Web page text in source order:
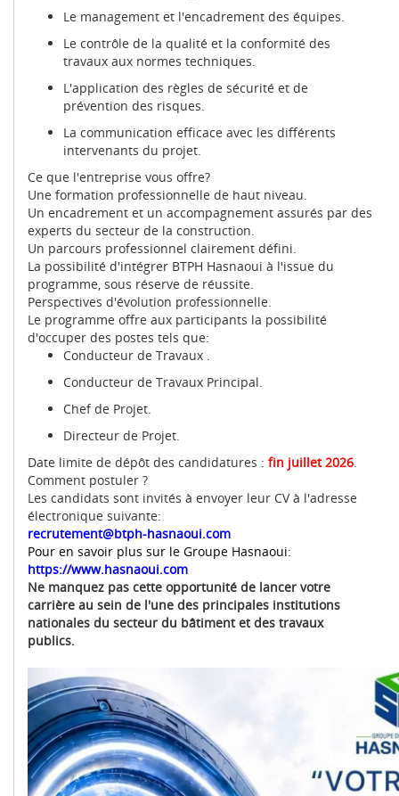
Le management et l'encadrement des équipes.
Le contrôle de la qualité et la conformité des
travaux aux normes techniques.
L'application des règles de sécurité et de
prévention des risques.
La communication efficace avec les différents
intervenants du projet.
Ce que l'entreprise vous offre?
Une formation professionnelle de haut niveau.
Un encadrement et un accompagnement assurés par des
experts du secteur de la construction.
Un parcours professionnel clairement défini.
La possibilité d'intégrer BTPH Hasnaoui à l'issue du
programme, sous réserve de réussite.
Perspectives d'évolution professionnelle.
Le programme offre aux participants la possibilité
d'occuper des postes tels que:
Conducteur de Travaux .
Conducteur de Travaux Principal.
Chef de Projet.
Directeur de Projet.
Date limite de dépôt des candidatures : fin juillet 2026.
Comment postuler ?
Les candidats sont invités à envoyer leur CV à l'adresse
électronique suivante:
recrutement@btph-hasnaoui.com
Pour en savoir plus sur le Groupe Hasnaoui:
https://www.hasnaoui.com
Ne manquez pas cette opportunité de lancer votre
carrière au sein de l'une des principales institutions
nationales du secteur du bâtiment et des travaux
publics.